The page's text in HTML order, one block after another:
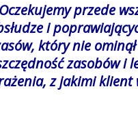
przede
i
który nie
zasobów i
z jakimi klient